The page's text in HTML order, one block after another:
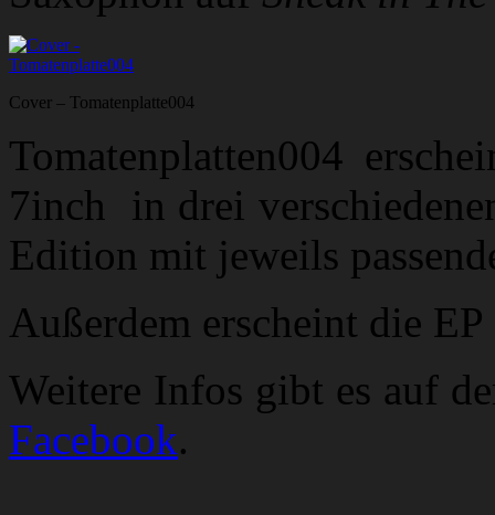
Cover – Tomatenplatte004
Tomatenplatten004
7inch in drei
Edition mit jeweils
Außerdem erscheint die
Weitere Infos gibt es auf
Facebook.